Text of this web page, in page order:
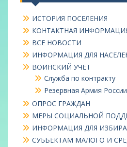
ИСТОРИЯ ПОСЕЛЕНИЯ
КОНТАКТНАЯ
ВСЕ НОВОСТИ
ИНФОРМАЦИЯ ДЛЯ
ВОИНСКИЙ УЧЕТ
Служба по контракту
Резервная Армия
ОПРОС ГРАЖДАН
МЕРЫ СОЦИАЛЬНОЙ
ИНФОРМАЦИЯ ДЛЯ
СУБЬЕКТАМ МАЛОГО И